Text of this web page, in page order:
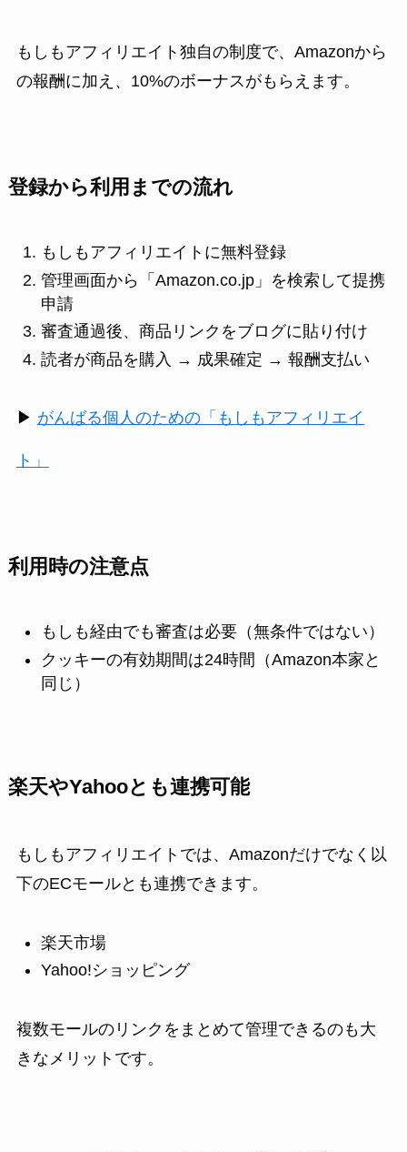
もしもアフィリエイト独自の制度で、Amazonから
の報酬に加え、10%のボーナスがもらえます。
登録から利用までの流れ
もしもアフィリエイトに無料登録
管理画面から「Amazon.co.jp」を検索して提携
申請
審査通過後、商品リンクをブログに貼り付け
読者が商品を購入 → 成果確定 → 報酬支払い
▶ がんばる個人のための「もしもアフィリエイ
ト」
利用時の注意点
もしも経由でも審査は必要（無条件ではない）
クッキーの有効期間は24時間（Amazon本家と
同じ）
楽天やYahooとも連携可能
もしもアフィリエイトでは、Amazonだけでなく以
下のECモールとも連携できます。
楽天市場
Yahoo!ショッピング
複数モールのリンクをまとめて管理できるのも大
きなメリットです。